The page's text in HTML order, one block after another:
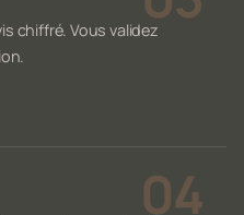
chiffré. Vous validez